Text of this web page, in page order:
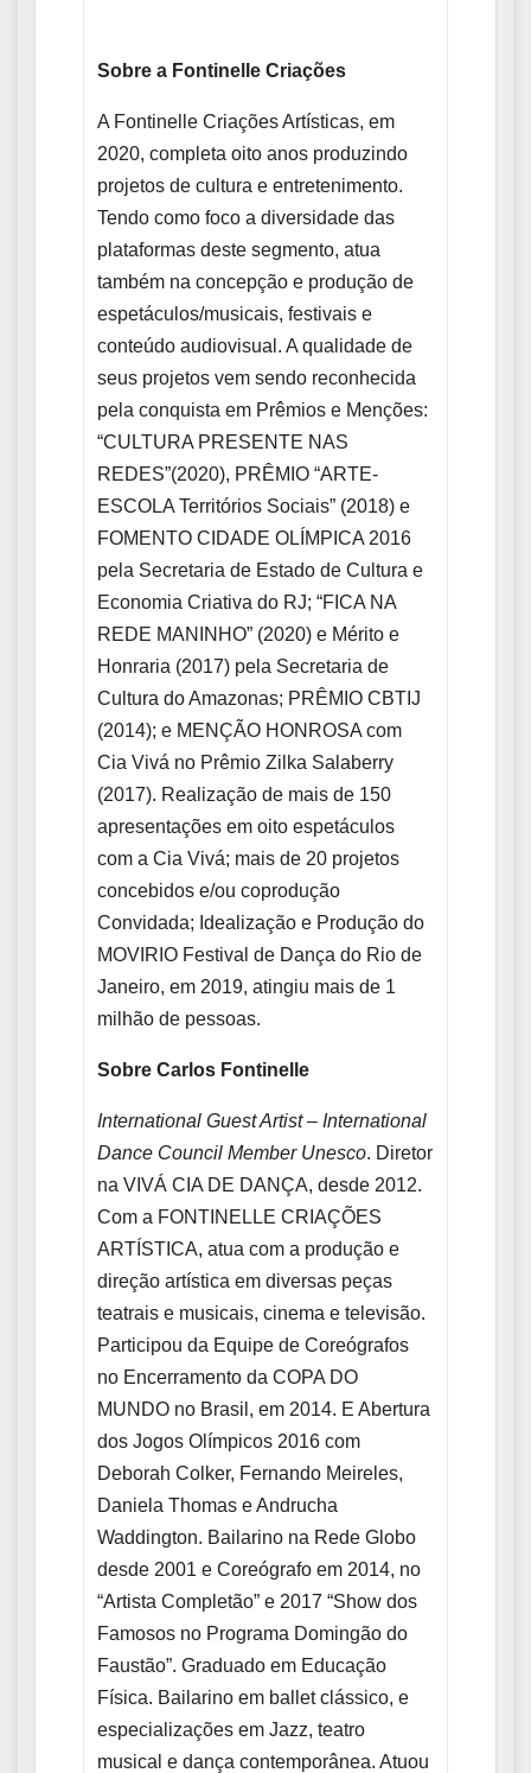
Sobre a Fontinelle Criações
A Fontinelle Criações Artísticas, em
2020, completa oito anos produzindo
projetos de cultura e entretenimento.
Tendo como foco a diversidade das
plataformas deste segmento, atua
também na concepção e produção de
espetáculos/musicais, festivais e
conteúdo audiovisual. A qualidade de
seus projetos vem sendo reconhecida
pela conquista em Prêmios e Menções:
“CULTURA PRESENTE NAS
REDES”(2020), PRÊMIO “ARTE-
ESCOLA Territórios Sociais” (2018) e
FOMENTO CIDADE OLÍMPICA 2016
pela Secretaria de Estado de Cultura e
Economia Criativa do RJ; “FICA NA
REDE MANINHO” (2020) e Mérito e
Honraria (2017) pela Secretaria de
Cultura do Amazonas; PRÊMIO CBTIJ
(2014); e MENÇÃO HONROSA com
Cia Vivá no Prêmio Zilka Salaberry
(2017). Realização de mais de 150
apresentações em oito espetáculos
com a Cia Vivá; mais de 20 projetos
concebidos e/ou coprodução
Convidada; Idealização e Produção do
MOVIRIO Festival de Dança do Rio de
Janeiro, em 2019, atingiu mais de 1
milhão de pessoas.
Sobre Carlos Fontinelle
International Guest Artist – International
Dance Council Member Unesco. Diretor
na VIVÁ CIA DE DANÇA, desde 2012.
Com a FONTINELLE CRIAÇÕES
ARTÍSTICA, atua com a produção e
direção artística em diversas peças
teatrais e musicais, cinema e televisão.
Participou da Equipe de Coreógrafos
no Encerramento da COPA DO
MUNDO no Brasil, em 2014. E Abertura
dos Jogos Olímpicos 2016 com
Deborah Colker, Fernando Meireles,
Daniela Thomas e Andrucha
Waddington. Bailarino na Rede Globo
desde 2001 e Coreógrafo em 2014, no
“Artista Completão” e 2017 “Show dos
Famosos no Programa Domingão do
Faustão”. Graduado em Educação
Física. Bailarino em ballet clássico, e
especializações em Jazz, teatro
musical e dança contemporânea. Atuou